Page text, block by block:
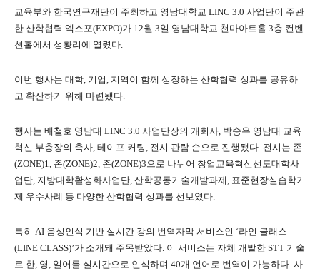
교육부와 한국연구재단이 주최하고 영남대학교 LINC 3.0 사업단이 주관
한 산학협력 엑스포(EXPO)가 12월 3일 영남대학교 천마아트홀 3층 컨벤
션홀에서 성황리에 열렸다.
이번 행사는 대학, 기업, 지역이 함께 성장하는 산학협력 성과를 공유하
고 확산하기 위해 마련됐다.
행사는 배철호 영남대 LINC 3.0 사업단장의 개회사, 박승우 영남대 교육
혁신 부총장의 축사, 테이프 커팅, 전시 관람 순으로 진행됐다. 전시는 존
(ZONE)1, 존(ZONE)2, 존(ZONE)3으로 나뉘어 창업교육혁신선도대학사
업단, 지방대학활성화사업단, 산학공동기술개발과제, 표준현장실습학기
제 우수사례 등 다양한 산학협력 성과를 선보였다.
특히 AI 음성인식 기반 실시간 강의 번역자막 서비스인 ‘라인 클래스
(LINE CLASS)’가 소개돼 주목받았다. 이 서비스는 자체 개발한 STT 기술
로 한, 영, 일어를 실시간으로 인식하며 40개 언어로 번역이 가능하다. 사